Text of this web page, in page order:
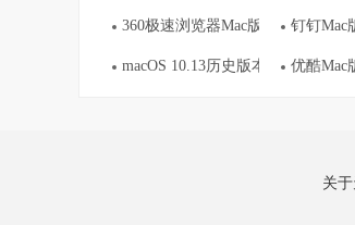
360极速浏览器Mac版历史版本列表
钉钉Mac
macOS 10.13历史版本列表优酷Mac
关